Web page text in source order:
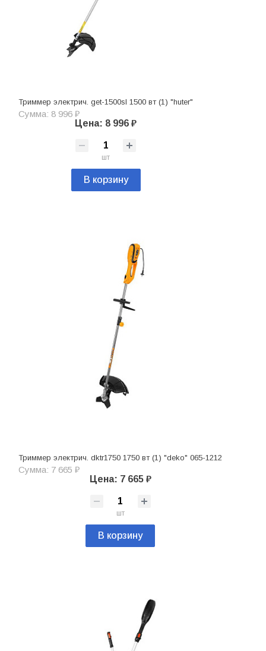
Триммер электрич. get-1500sl 1500 вт (1) "huter"
Сумма: 8 996 ₽
Цена: 8 996 ₽
шт
В корзину
Триммер электрич. dktr1750 1750 вт (1) "deko" 065-1212
Сумма: 7 665 ₽
Цена: 7 665 ₽
шт
В корзину